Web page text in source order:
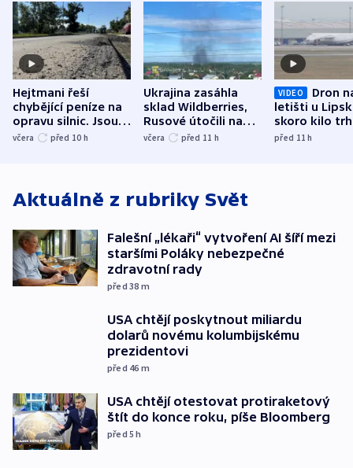
Hejtmani řeší
chybějící peníze na
opravu silnic. Jsou
nenárokové, namítá
včera před 10 h
Ukrajina zasáhla
sklad Wildberries,
Rusové útočili na
trh, hasiče či
včera před 11 h
VIDEO
Dron
letišti u
skoro kilo
indicie
před 11h
Aktuálně z rubriky Svět
Falešní „lékaři“ vytvoření AI šíří mezi
staršími Poláky nebezpečné
zdravotní rady
před 38 m
USA chtějí poskytnout miliardu
dolarů novému kolumbijskému
prezidentovi
před 46 m
USA chtějí otestovat protiraketový
štít do konce roku, píše Bloomberg
před 5h